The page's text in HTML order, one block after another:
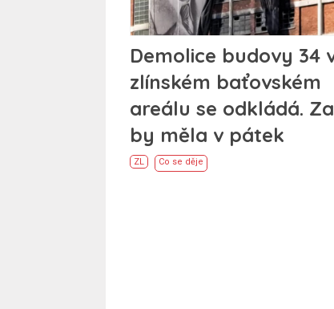
Demolice budovy 34
zlínském baťovském
areálu se odkládá.
by měla v pátek
ZL Co se děje